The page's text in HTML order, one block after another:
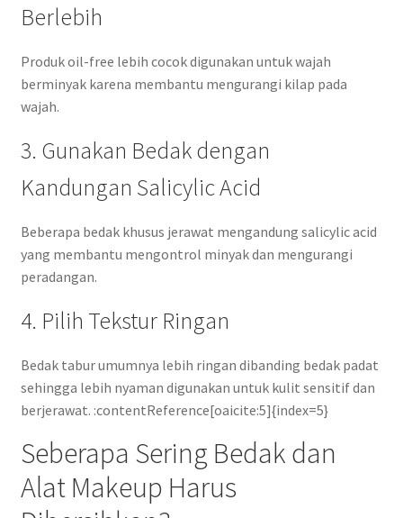
Berlebih
Produk oil-free lebih cocok digunakan untuk wajah
berminyak karena membantu mengurangi kilap pada
wajah.
3. Gunakan Bedak dengan
Kandungan Salicylic Acid
Beberapa bedak khusus jerawat mengandung salicylic acid
yang membantu mengontrol minyak dan mengurangi
peradangan.
4. Pilih Tekstur Ringan
Bedak tabur umumnya lebih ringan dibanding bedak padat
sehingga lebih nyaman digunakan untuk kulit sensitif dan
berjerawat. :contentReference[oaicite:5]{index=5}
Seberapa Sering Bedak dan
Alat Makeup Harus